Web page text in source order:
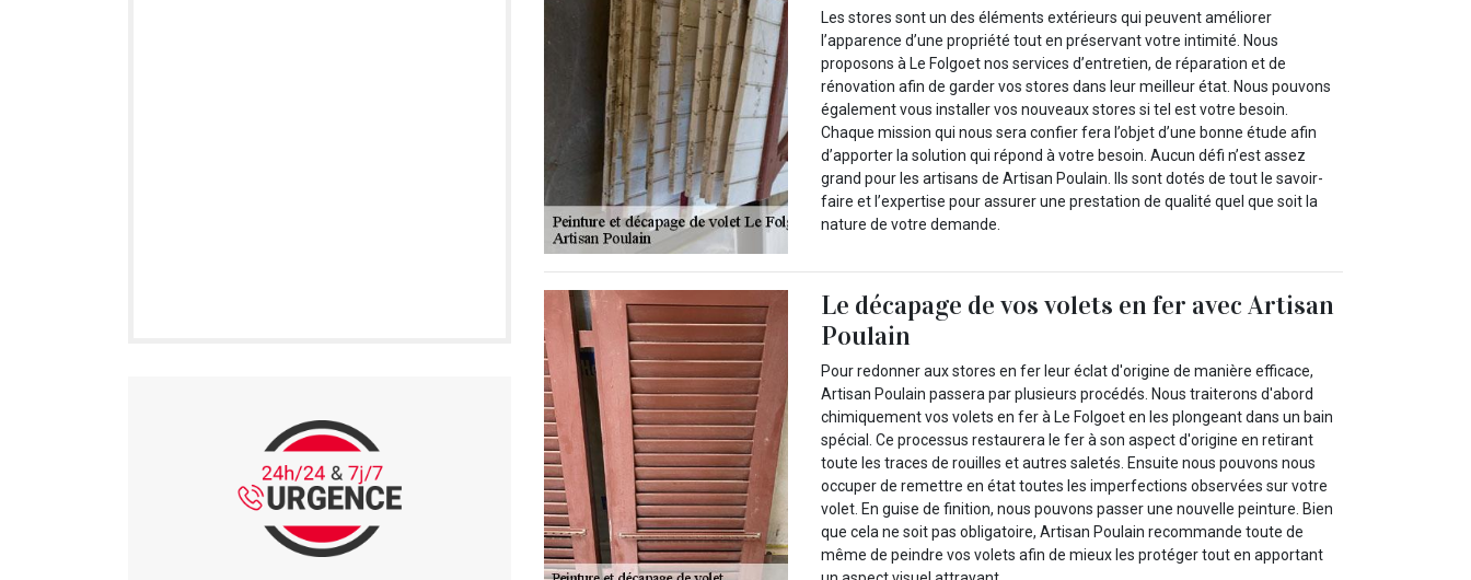
Les stores sont un des éléments extérieurs qui peuvent améliorer
l’apparence d’une propriété tout en préservant votre intimité. Nous
proposons à Le Folgoet nos services d’entretien, de réparation et de
rénovation afin de garder vos stores dans leur meilleur état. Nous pouvons
également vous installer vos nouveaux stores si tel est votre besoin.
Chaque mission qui nous sera confier fera l’objet d’une bonne étude afin
d’apporter la solution qui répond à votre besoin. Aucun défi n’est assez
grand pour les artisans de Artisan Poulain. Ils sont dotés de tout le savoir-
faire et l’expertise pour assurer une prestation de qualité quel que soit la
nature de votre demande.
Le décapage de vos volets en fer avec Artisan
Poulain
Pour redonner aux stores en fer leur éclat d'origine de manière efficace,
Artisan Poulain passera par plusieurs procédés. Nous traiterons d'abord
chimiquement vos volets en fer à Le Folgoet en les plongeant dans un bain
spécial. Ce processus restaurera le fer à son aspect d'origine en retirant
toute les traces de rouilles et autres saletés. Ensuite nous pouvons nous
occuper de remettre en état toutes les imperfections observées sur votre
volet. En guise de finition, nous pouvons passer une nouvelle peinture. Bien
que cela ne soit pas obligatoire, Artisan Poulain recommande toute de
même de peindre vos volets afin de mieux les protéger tout en apportant